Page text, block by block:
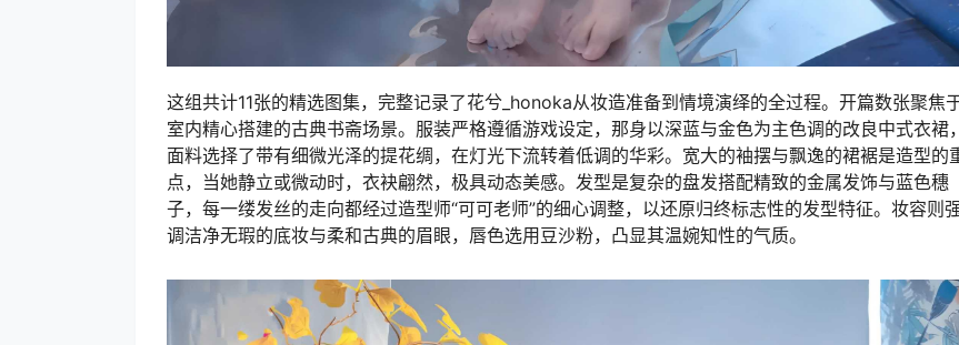
这组共计11张的精选图集，完整记录了花兮_honoka从妆造准备到情境演绎的全过程。开篇数张聚焦
室内精心搭建的古典书斋场景。服装严格遵循游戏设定，那身以深蓝与金色为主色调的改良中式衣裙，
面料选择了带有细微光泽的提花绸，在灯光下流转着低调的华彩。宽大的袖摆与飘逸的裙裾是造型的
点，当她静立或微动时，衣袂翩然，极具动态美感。发型是复杂的盘发搭配精致的金属发饰与蓝色穗
子，每一缕发丝的走向都经过造型师“可可老师”的细心调整，以还原归终标志性的发型特征。妆容则
调洁净无瑕的底妆与柔和古典的眉眼，唇色选用豆沙粉，凸显其温婉知性的气质。